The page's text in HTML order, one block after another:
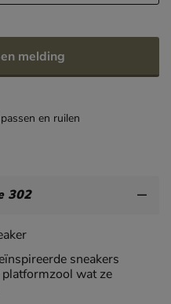
melding
en ruilen
302
sneakers
wat ze